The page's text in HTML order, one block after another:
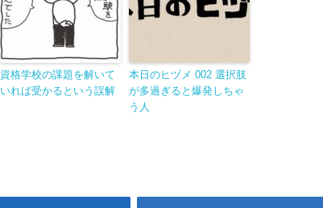
資格学校の課題を解いて
いれば受かるという誤解
本日のヒヅメ 002 選択肢
が多過ぎると爆発しちゃ
う人